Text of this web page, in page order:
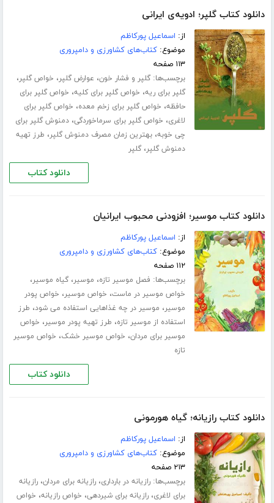
دانلود کتاب گلپر؛ ادویه‌ی ایرانی
از: اسماعیل پورکاظم
موضوع:کتاب‌های کشاورزی و دامپروری
۱۱۳ صفحه
برچسب‌ها:گلپر و فشار خون، عوارض گلپر، خواص گلپر،
گلپر برای ریه، خواص گلپر برای کلیه، خواص گلپر برای
حافظه، خواص گلپر برای زخم معده، خواص گلپر برای
لاغری، خواص گلپر برای سرماخوردگی،دمنوش گلپر برای
چی خوبه،بهترین زمان مصرف دمنوش گلپر، طرز تهیه
دمنوش گلپر،گلپر
دانلود کتاب
دانلود کتاب موسیر؛ افزودنی محبوب ایرانیان
از: اسماعیل پورکاظم
موضوع:کتاب‌های کشاورزی و دامپروری
۱۱۲ صفحه
برچسب‌ها: فصل موسیر تازه، موسیر،گیاه موسیر،
خواص موسیر در ماست، خواص موسیر، خواص پودر
موسیر، موسیر در چه غذاهایی استفاده می شود، طرز
استفاده از موسیر تازه، طرز تهیه پودر موسیر، خواص
موسیر برای مردان، خواص موسیر خشک، خواص موسیر
تازه
دانلود کتاب
دانلود کتاب رازیانه؛ گیاه هورمونی
از: اسماعیل پورکاظم
موضوع:کتاب‌های کشاورزی و دامپروری
۲۱۳ صفحه
برچسب‌ها:رازیانه در بارداری،رازیانه برای مردان،رازیانه
برای لاغری،رازیانه برای شیردهی، خواص رازیانه، خواص